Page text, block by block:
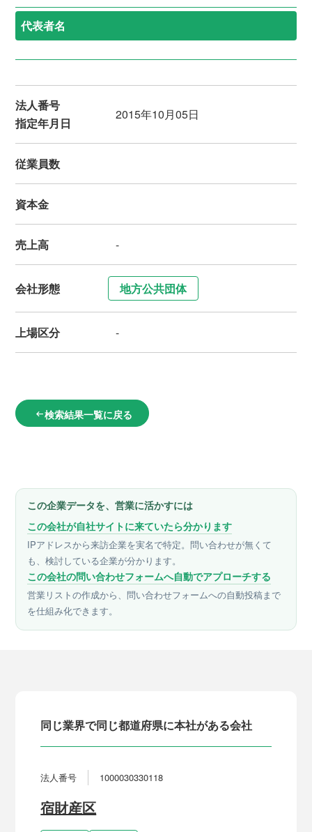
代表者名
法人番号
指定年月日
2015年10月05日
従業員数
資本金
売上高 -
会社形態 地方公共団体
上場区分 -
arrow_left_alt検索結果一覧に戻る
この企業データを、営業に活かすには
この会社が自社サイトに来ていたら分かります
IPアドレスから来訪企業を実名で特定。問い合わせが無くて
も、検討している企業が分かります。
この会社の問い合わせフォームへ自動でアプローチする
営業リストの作成から、問い合わせフォームへの自動投稿まで
を仕組み化できます。
同じ業界で同じ都道府県に本社がある会社
法人番号 1000030330118
宿財産区